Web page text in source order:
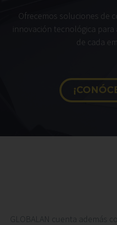
Ofrecemos soluciones de
innovación tecnológica
de cada
GLOBALAN cuenta además